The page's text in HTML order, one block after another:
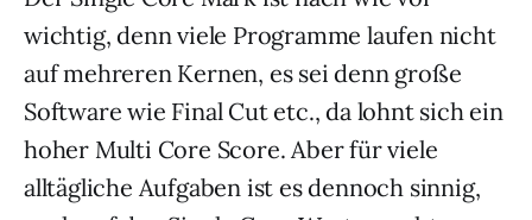
wichtig, denn viele Programme laufen nicht
auf mehreren Kernen, es sei denn große
Software wie Final Cut etc., da lohnt sich ein
hoher Multi Core Score. Aber für viele
alltägliche Aufgaben ist es dennoch sinnig,